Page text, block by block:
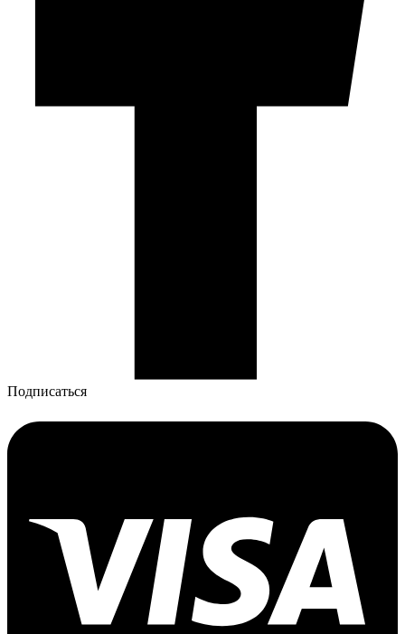
Подписаться